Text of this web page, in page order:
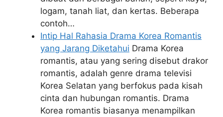
logam, tanah liat, dan kertas. Beberapa
contoh…
Intip Hal Rahasia Drama Korea Romantis
yang Jarang Diketahui Drama Korea
romantis, atau yang sering disebut drakor
romantis, adalah genre drama televisi
Korea Selatan yang berfokus pada kisah
cinta dan hubungan romantis. Drama
Korea romantis biasanya menampilkan